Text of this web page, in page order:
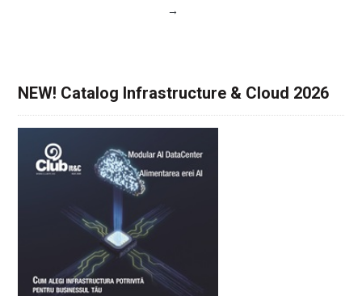
→
NEW! Catalog Infrastructure & Cloud 2026